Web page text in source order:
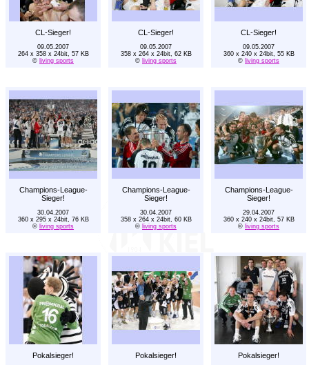
CL-Sieger! CL-Sieger! CL-Sieger!
09.05.2007
264 x 358 x 24bit, 57 KB
© living sports
09.05.2007
358 x 264 x 24bit, 62 KB
© living sports
09.05.2007
360 x 240 x 24bit, 55 KB
© living sports
Champions-League-
Sieger!
Champions-League-
Sieger!
Champions-League-
Sieger!
30.04.2007
360 x 295 x 24bit, 76 KB
© living sports
30.04.2007
358 x 264 x 24bit, 60 KB
© living sports
29.04.2007
360 x 240 x 24bit, 57 KB
© living sports
Pokalsieger! Pokalsieger! Pokalsieger!